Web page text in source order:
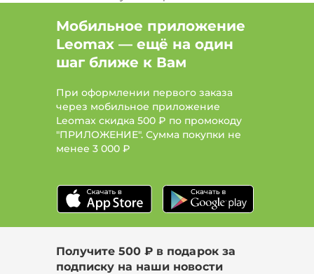
Тип рубашка, Цвет Голубой, Размер 48
Цвет Красный, Размер 52, Сезон Демисезон
Цвет Бежевый, Размер 62, Сезон Демисезон
Тип свитер, Цвет Коричневый, Размер 60
Цвет Синий, Размер 54-56, Сезон Зима
Цвет Зеленый, Размер 60-62
Мобильное приложение
Leomax — ещё на один
шаг ближе к Вам
При оформлении первого заказа
через мобильное приложение
Leomax скидка 500 ₽ по промокоду
"ПРИЛОЖЕНИЕ". Сумма покупки не
менее 3 000 ₽
Получите 500 ₽ в подарок за
подписку на наши новости